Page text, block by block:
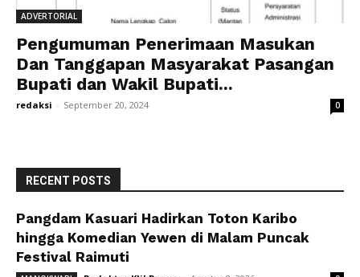
ADVERTORIAL
Pengumuman Penerimaan Masukan
Dan Tanggapan Masyarakat Pasangan
Bupati dan Wakil Bupati...
redaksi - September 20, 2024 0
RECENT POSTS
Pangdam Kasuari Hadirkan Toton Karibo
hingga Komedian Yewen di Malam Puncak
Festival Raimuti